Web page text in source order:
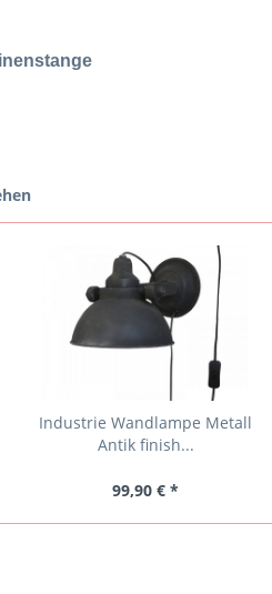
Industrie Wandlampe Metall
Antik finish...
99,90 € *